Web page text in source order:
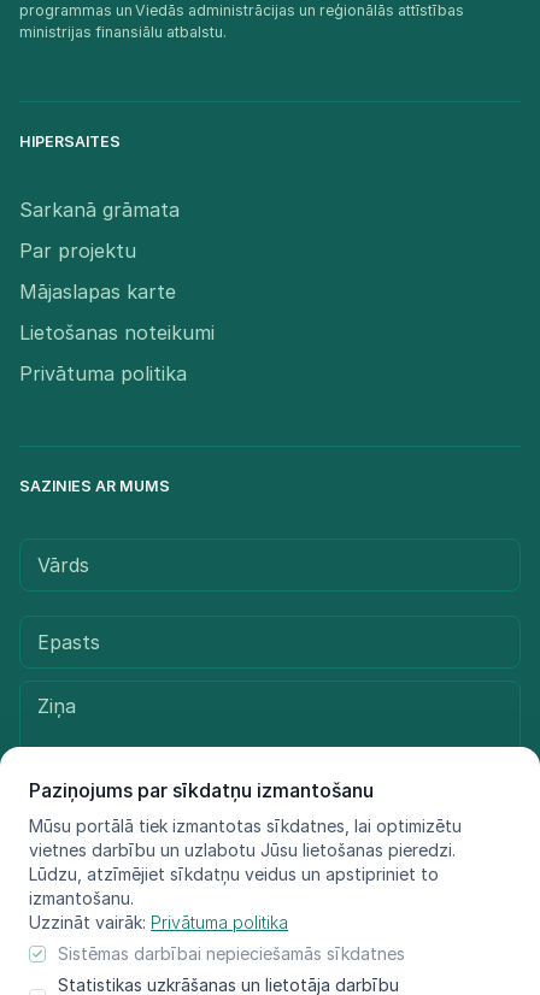
Paziņojums par sīkdatņu izmantošanu
Mūsu portālā tiek izmantotas sīkdatnes, lai optimizētu
vietnes darbību un uzlabotu Jūsu lietošanas pieredzi.
Lūdzu, atzīmējiet sīkdatņu veidus un apstipriniet to
izmantošanu.
Uzzināt vairāk: Privātuma politika
Sistēmas darbībai nepieciešamās sīkdatnes
Statistikas uzkrāšanas un lietotāja darbību
programmas un Viedās administrācijas un reģionālās attīstības
ministrijas finansiālu atbalstu.​
HIPERSAITES
Sarkanā grāmata
Par projektu
Mājaslapas karte
Lietošanas noteikumi
Privātuma politika
SAZINIES AR MUMS
Sūtīt ziņu
© LIFE FOR SPECIES, 2021 - 2025
Informācija atspoguļo tikai projekta LIFE FOR SPECIES īstenotāju